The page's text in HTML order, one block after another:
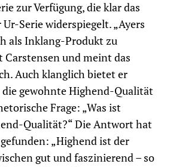
zur Verfügung, die klar das
Serie widerspiegelt. „Ayers
als Inklang-Produkt zu
Carstensen und meint das
Auch klanglich bietet er
die gewohnte Highend-Qualität
Frage: „Was ist
Qualität?“ Die Antwort hat
„Highend ist der
gut und faszinierend – so